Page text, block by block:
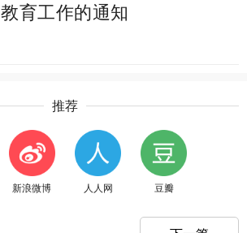
教育工作的通知
推荐
新浪微博 人人网 豆瓣